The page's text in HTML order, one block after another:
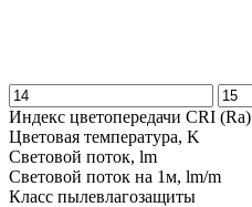
Индекс цветопередачи CRI (Ra)
Цветовая температура, K
Световой поток, lm
Световой поток на 1м, lm/m
Класс пылевлагозащиты